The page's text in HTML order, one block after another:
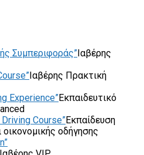
Συμπεριφοράς”Ιαβέρης
Ιαβέρης Πρακτική
Experience”Εκπαιδευτικό
Course”Εκπαίδευση
οικονομικής οδήγησης